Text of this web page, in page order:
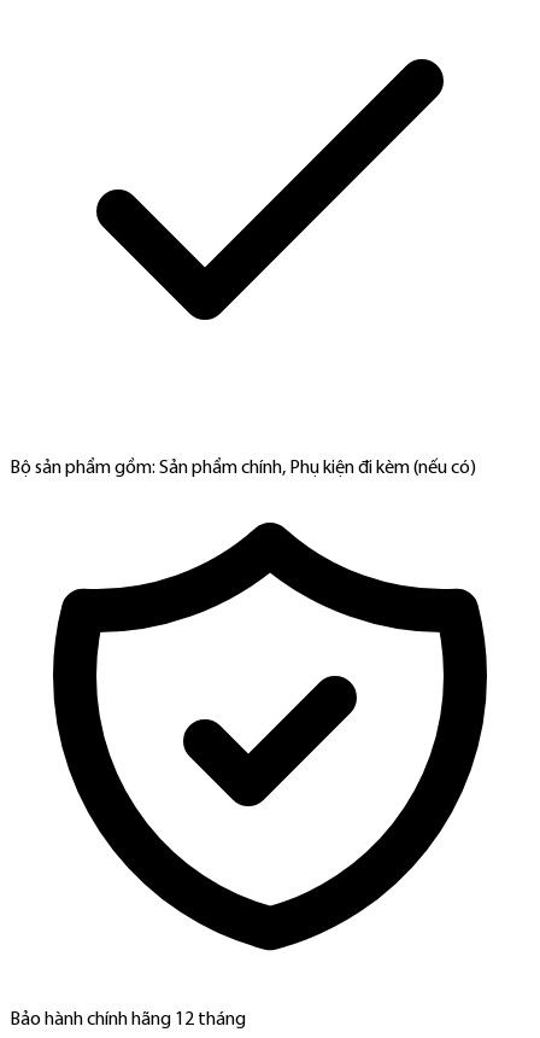
Bộ sản phẩm gồm: Sản phẩm chính, Phụ kiện đi kèm (nếu có)
Bảo hành chính hãng 12 tháng